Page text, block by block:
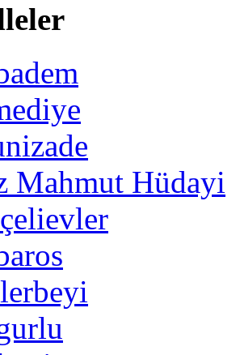
Mahmut Hüdayi